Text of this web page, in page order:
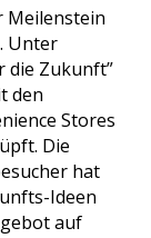
Meilenstein
Unter
die Zukunft”
den
Stores
Die
hat
Ideen
auf